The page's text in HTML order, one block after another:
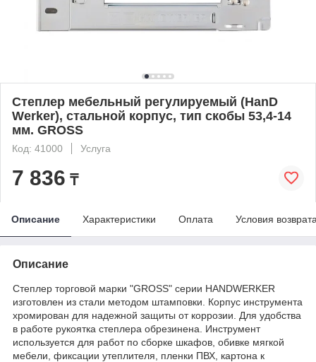
Степлер мебельный регулируемый (HanD
Werker), стальной корпус, тип скобы 53,4-14
мм. GROSS
Код: 41000 Услуга
7 836 ₸
Описание Характеристики Оплата Условия
Описание
Степлер торговой марки "GROSS" серии HANDWERKER
изготовлен из стали методом штамповки. Корпус инструмента
хромирован для надежной защиты от коррозии. Для удобства
в работе рукоятка степлера обрезинена. Инструмент
используется для работ по сборке шкафов, обивке мягкой
мебели, фиксации утеплителя, пленки ПВХ, картона к